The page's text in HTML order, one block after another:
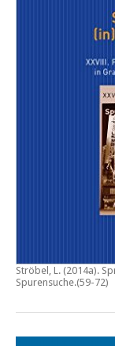
Ströbel, L. (2014a).
Spurensuche.(59-72)